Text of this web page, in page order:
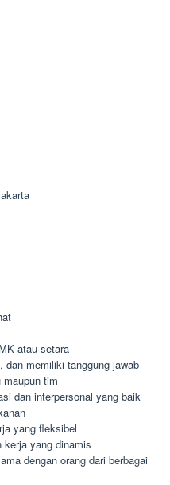
atau setara
dan memiliki tanggung jawab
tim
dan interpersonal yang baik
yang fleksibel
kerja yang dinamis
dengan orang dari berbagai